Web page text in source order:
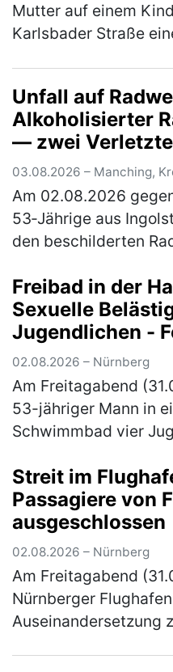
Mutter auf einem
Karlsbader Straße
Unfall auf
Alkoholisierter
— zwei Verletzte
03.08.2026 – Manching,
Am 02.08.2026
53‑Jährige aus
den beschilderten
Niederstimm. Ein
Freibad in der
Sexuelle
Jugendlichen -
02.08.2026 – Nürnberg
Am Freitagabend
53-jähriger Mann in
Schwimmbad vier
Haftbefehl gegen
(mehr)
Streit im
Passagiere von
ausgeschlossen
02.08.2026 – Nürnberg
Am Freitagabend
Nürnberger
Auseinandersetzung